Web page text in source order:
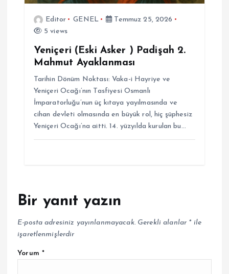
Editor GENEL
Temmuz 25, 2026
5 views
Yeniçeri (Eski Asker ) Padişah 2.
Mahmut Ayaklanması
Tarihin Dönüm Noktası: Vaka-i Hayriye ve
Yeniçeri Ocağı’nın Tasfiyesi Osmanlı
İmparatorluğu’nun üç kıtaya yayılmasında ve
cihan devleti olmasında en büyük rol, hiç şüphesiz
Yeniçeri Ocağı’na aitti. 14. yüzyılda kurulan bu…
Bir yanıt yazın
E-posta adresiniz yayınlanmayacak. Gerekli alanlar *ile
işaretlenmişlerdir
Yorum *